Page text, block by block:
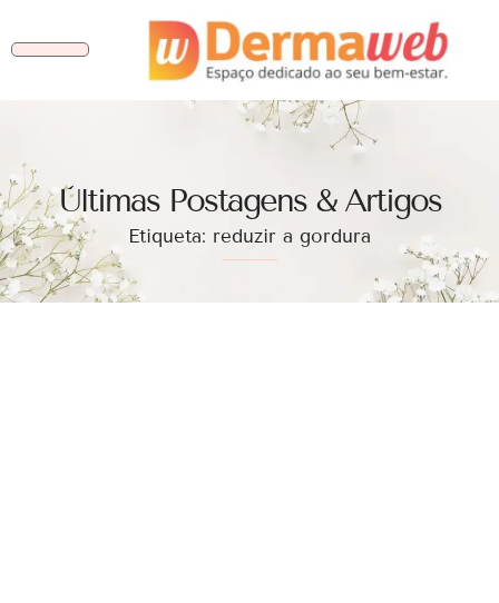
Ùltimas Postagens & Artigos
Etiqueta: reduzir a gordura